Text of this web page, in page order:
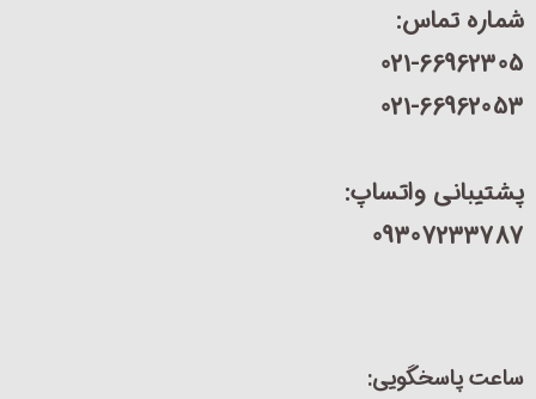
شماره تماس:
021-66962305
021-66962053
پشتیبانی واتساپ:
09307233787
ساعت پاسخگویی: